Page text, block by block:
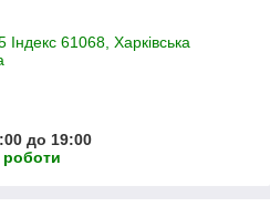
Індекс 61068, Харківська
до 19:00
роботи